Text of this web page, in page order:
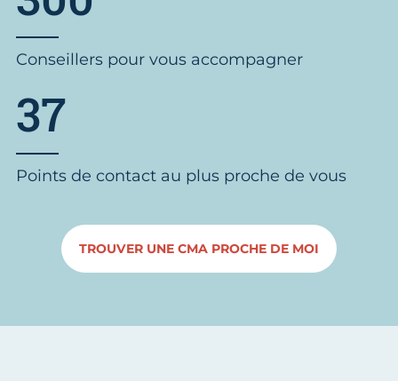
Conseillers pour vous accompagner
37
Points de contact au plus proche de vous
TROUVER UNE CMA PROCHE DE MOI